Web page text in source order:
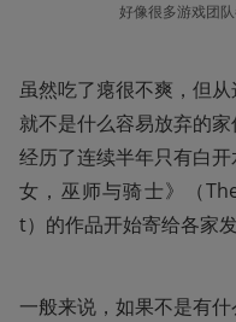
好像很多游戏团
虽然吃了瘪很不爽，但
就不是什么容易放弃的
经历了连续半年只有白
女，巫师与骑士》（
t）的作品开始寄给各家发
一般来说，如果不是有